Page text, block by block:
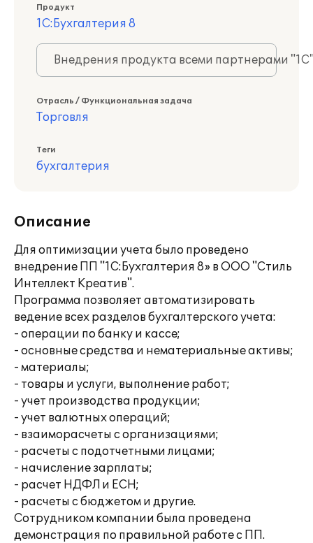
Продукт
1С:Бухгалтерия 8
Внедрения продукта всеми партнерами
Отрасль / Функциональная задача
Торговля
Теги
бухгалтерия
Описание
Для оптимизации учета было проведено
внедрение ПП "1С:Бухгалтерия 8» в ООО "Стиль
Интеллект Креатив".
Программа позволяет автоматизировать
ведение всех разделов бухгалтерского учета:
- операции по банку и кассе;
- основные средства и нематериальные активы;
- материалы;
- товары и услуги, выполнение работ;
- учет производства продукции;
- учет валютных операций;
- взаиморасчеты с организациями;
- расчеты с подотчетными лицами;
- начисление зарплаты;
- расчет НДФЛ и ЕСН;
- расчеты с бюджетом и другие.
Сотрудником компании была проведена
демонстрация по правильной работе с ПП.